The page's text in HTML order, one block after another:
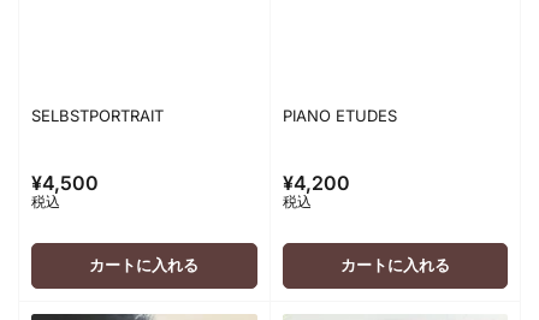
SELBSTPORTRAIT
通
常
価
¥4,500
税込
カートに入れる
PIANO ETUDES
通
常
価
¥4,200
税込
カートに入れる